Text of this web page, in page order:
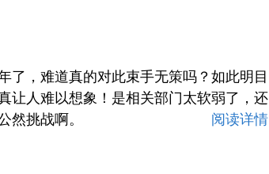
了，难道真的对此束手无策吗？如此明目
让人难以想象！是相关部门太软弱了，还
然挑战啊。
阅读详情